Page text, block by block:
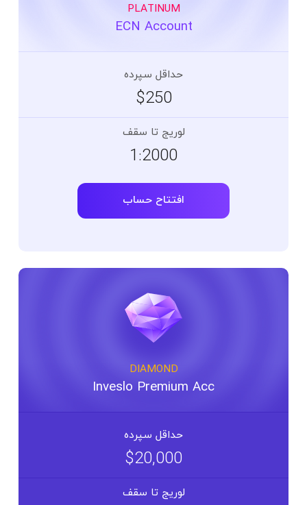
PLATINUM
ECN Account
حداقل سپرده
$250
لوریج تا سقف
1:2000
افتتاح حساب
DIAMOND
Inveslo Premium Acc
حداقل سپرده
$20,000
لوریج تا سقف